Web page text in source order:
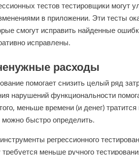
тестов тестировщики могут
в приложении. Эти тесты
смогут исправить найденные
исправлены.
расходы
помогает снизить целый ряд
нарушений функциональности
меньше времени (и денег)
быстро определить.
регрессионного
требуется меньше ручного